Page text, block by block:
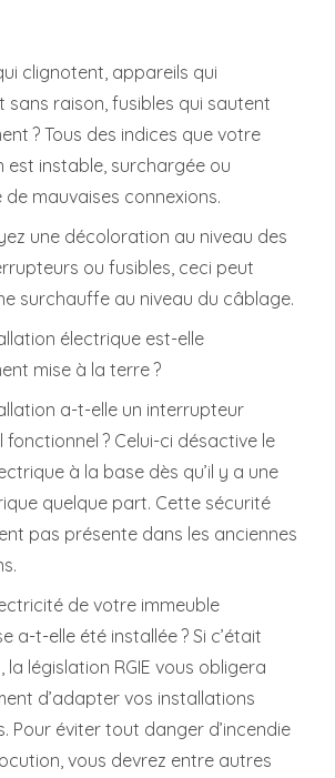
clignotent, appareils qui
sans raison, fusibles qui sautent
? Tous des indices que votre
est instable, surchargée ou
mauvaises connexions.
une décoloration au niveau des
ou fusibles, ceci peut
surchauffe au niveau du câblage.
électrique est-elle
mise à la terre ?
a-t-elle un interrupteur
fonctionnel ? Celui-ci désactive le
à la base dès qu’il y a une
quelque part. Cette sécurité
pas présente dans les anciennes
de votre immeuble
a-t-elle été installée ? Si c’était
la législation RGIE vous obligera
d’adapter vos installations
Pour éviter tout danger d’incendie
vous devrez entre autres